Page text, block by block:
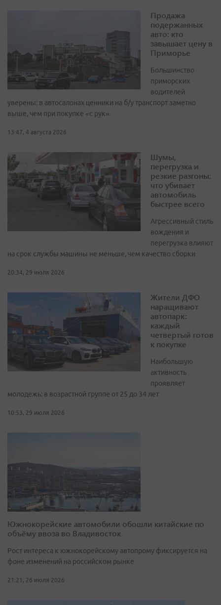
Продажа
подержанных
авто: кто
завышает цену в
Приморье
Большинство
приморских
водителей
уверены: в автосалонах ценники на б/у транспорт заметно
выше, чем при покупке «с рук»
13:47, 4 августа 2026
Шумы,
перегрузка и
резкие разгоны:
что убивает
автомобиль
быстрее всего
Агрессивный стиль
вождения и
перегрузка влияют
на срок службы машины не меньше, чем качество сборки
20:34, 29 июля 2026
Жители ДФО
наращивают
автопарк:
каждый
четвертый готов
к покупке
Наибольшую
активность
проявляет
молодежь: в возрастной группе от 25 до 34 лет
10:53, 29 июля 2026
Южнокорейские автомобили обошли китайские по
объёму ввоза во Владивосток
Рост интереса к южнокорейскому автопрому фиксируется на
фоне изменений на российском рынке
21:21, 26 июля 2026